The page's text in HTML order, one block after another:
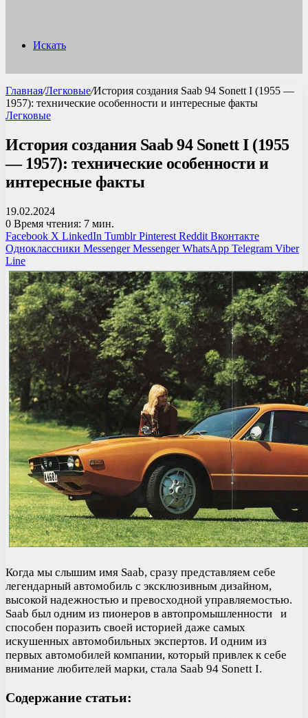
Искать
Главная/Легковые/История создания Saab 94 Sonett I (1955 —
1957): технические особенности и интересные факты
Легковые
История создания Saab 94 Sonett I (1955
— 1957): технические особенности и
интересные факты
19.02.2024
0 Время чтения: 7 мин.
Facebook X LinkedIn Tumblr Pinterest Reddit Вконтакте
Одноклассники Messenger Messenger WhatsApp Telegram Viber
Line
Когда мы слышим имя Saab, сразу представляем себе
легендарный автомобиль с эксклюзивным дизайном,
высокой надежностью и превосходной управляемостью.
Saab был одним из пионеров в автопромышленности и
способен поразить своей историей даже самых
искушенных автомобильных экспертов. И одним из
первых автомобилей компании, который привлек к себе
внимание любителей марки, стала Saab 94 Sonett I.
Содержание статьи: